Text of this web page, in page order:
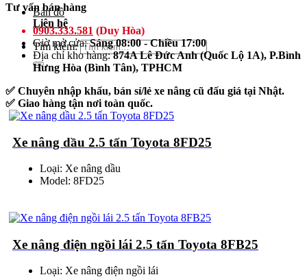
Bản đồ
Liên hệ
Tìm kiếm:
Tư vấn bán hàng
0903.333.581 (Duy Hòa)
Giờ mở cửa:Sáng 08:00 - Chiều 17:00
Địa chỉ kho hàng:874A Lê Đức Anh (Quốc Lộ 1A), P.Bình
Hưng Hòa (Bình Tân), TPHCM
✅ Chuyên nhập khẩu, bán sỉ/lẻ xe nâng cũ đấu giá tại Nhật.
✅ Giao hàng tận nơi toàn quốc.
Xe nâng dầu 2.5 tấn Toyota 8FD25
Loại: Xe nâng dầu
Model: 8FD25
Xe nâng điện ngồi lái 2.5 tấn Toyota 8FB25
Loại: Xe nâng điện ngồi lái